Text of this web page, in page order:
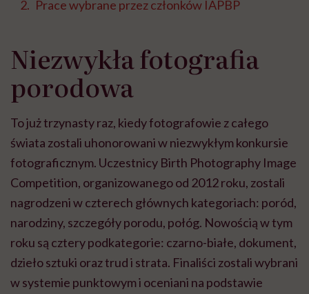
Prace wybrane przez członków IAPBP
Niezwykła fotografia
porodowa
To już trzynasty raz, kiedy fotografowie z całego
świata zostali uhonorowani w niezwykłym konkursie
fotograficznym. Uczestnicy Birth Photography Image
Competition, organizowanego od 2012 roku, zostali
nagrodzeni w czterech głównych kategoriach: poród,
narodziny, szczegóły porodu, połóg. Nowością w tym
roku są cztery podkategorie: czarno-białe, dokument,
dzieło sztuki oraz trud i strata. Finaliści zostali wybrani
w systemie punktowym i oceniani na podstawie